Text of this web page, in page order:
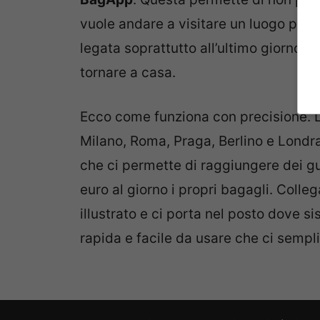
vuole andare a visitare un luogo
legata soprattutto all’ultimo giorno
tornare a casa.
Ecco come funziona con precisione.
Milano, Roma, Praga, Berlino e
che ci permette di raggiungere dei
euro al giorno i propri bagagli.
illustrato e ci porta nel posto dove
rapida e facile da usare che ci